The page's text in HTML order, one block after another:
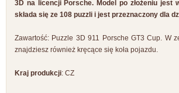
3D na licencji Porsche. Model po złożeniu jest
składa się ze 108 puzzli i jest przeznaczony dla
Zawartość: Puzzle 3D 911 Porsche GT3 Cup. W
znajdziesz również kręcące się koła pojazdu.
Kraj produkcji: CZ